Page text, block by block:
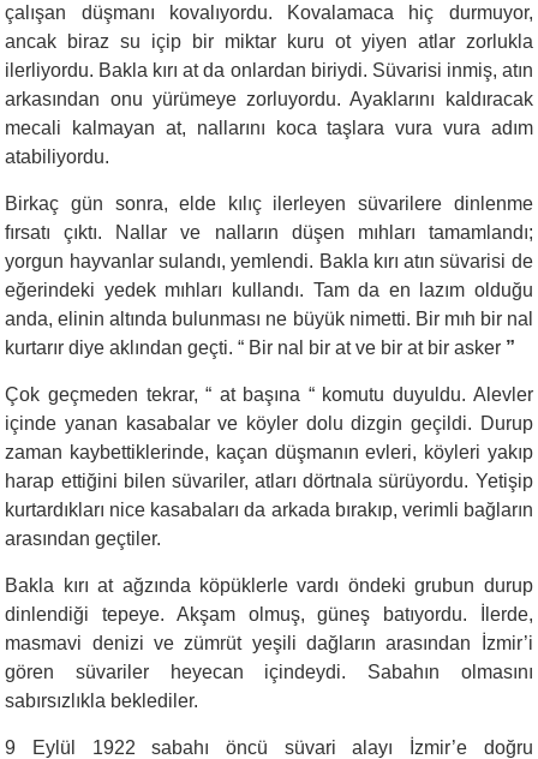
çalışan düşmanı kovalıyordu. Kovalamaca hiç durmuyor,
ancak biraz su içip bir miktar kuru ot yiyen atlar zorlukla
ilerliyordu. Bakla kırı at da onlardan biriydi. Süvarisi inmiş, atın
arkasından onu yürümeye zorluyordu. Ayaklarını kaldıracak
mecali kalmayan at, nallarını koca taşlara vura vura adım
atabiliyordu.
Birkaç gün sonra, elde kılıç ilerleyen süvarilere dinlenme
fırsatı çıktı. Nallar ve nalların düşen mıhları tamamlandı;
yorgun hayvanlar sulandı, yemlendi. Bakla kırı atın süvarisi de
eğerindeki yedek mıhları kullandı. Tam da en lazım olduğu
anda, elinin altında bulunması ne büyük nimetti. Bir mıh bir nal
kurtarır diye aklından geçti. “ Bir nal bir at ve bir at bir asker ”
Çok geçmeden tekrar, “ at başına “ komutu duyuldu. Alevler
içinde yanan kasabalar ve köyler dolu dizgin geçildi. Durup
zaman kaybettiklerinde, kaçan düşmanın evleri, köyleri yakıp
harap ettiğini bilen süvariler, atları dörtnala sürüyordu. Yetişip
kurtardıkları nice kasabaları da arkada bırakıp, verimli bağların
arasından geçtiler.
Bakla kırı at ağzında köpüklerle vardı öndeki grubun durup
dinlendiği tepeye. Akşam olmuş, güneş batıyordu. İlerde,
masmavi denizi ve zümrüt yeşili dağların arasından İzmir’i
gören süvariler heyecan içindeydi. Sabahın olmasını
sabırsızlıkla beklediler.
9 Eylül 1922 sabahı öncü süvari alayı İzmir’e doğru